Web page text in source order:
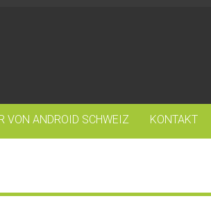
VON ANDROID SCHWEIZ KONTAKT